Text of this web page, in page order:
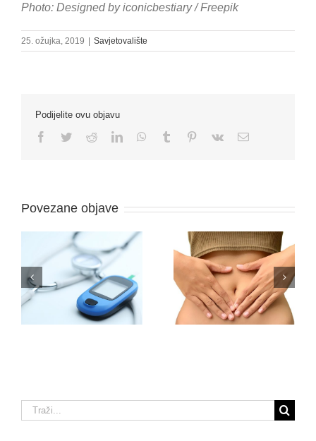
Photo: Designed by iconicbestiary / Freepik
25. ožujka, 2019 Savjetovalište
Podijelite ovu objavu
Facebook
TwitterRedditLinkedInWhatsApp
Tumblr Pinterest
Vk Email:
Povezane objave
Probiotici u službi
zdravlja
Zašto ljekarnici
postavljaju toliko
pitanja?
Traži...